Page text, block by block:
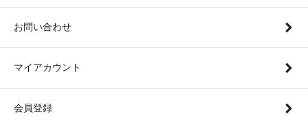
お問い合わせ
マイアカウント
会員登録